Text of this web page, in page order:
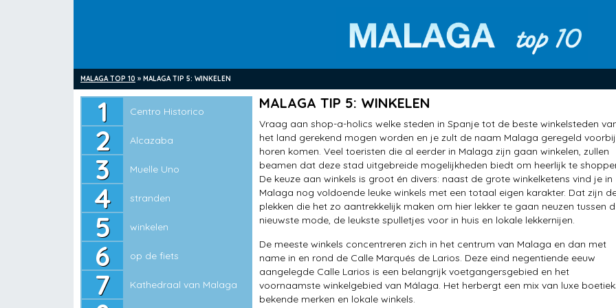
MALAGA TOP 10 » MALAGA TIP 5: WINKELEN
Centro Historico
Alcazaba
Muelle Uno
stranden
winkelen
op de fiets
Kathedraal van Malaga
musea
Centro Historico
Alcazaba
Muelle Uno
stranden
winkelen
op de fiets
Kathedraal van Malaga
MALAGA TIP 5: WINKELEN
Vraag aan shop-a-holics welke steden in Spanje tot de beste winkelsteden
het land gerekend mogen worden en je zult de naam Malaga geregeld voorbij
horen komen. Veel toeristen die al eerder in Malaga zijn gaan winkelen, zullen
beamen dat deze stad uitgebreide mogelijkheden biedt om heerlijk te
De keuze aan winkels is groot én divers: naast de grote winkelketens vind je in
Malaga nog voldoende leuke winkels met een totaal eigen karakter. Dat zijn
plekken die het zo aantrekkelijk maken om hier lekker te gaan neuzen tussen
nieuwste mode, de leukste spulletjes voor in huis en lokale lekkernijen.
De meeste winkels concentreren zich in het centrum van Malaga en dan met
name in en rond de Calle Marqués de Larios. Deze eind negentiende eeuw
aangelegde Calle Larios is een belangrijk voetgangersgebied en het
voornaamste winkelgebied van Málaga. Het herbergt een mix van luxe
bekende merken en lokale winkels.